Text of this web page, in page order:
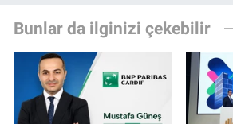
Bunlar da ilginizi çekebilir